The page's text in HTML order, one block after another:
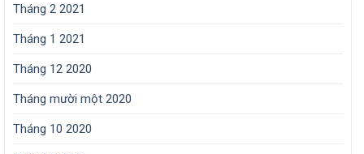
Tháng 2 2021
Tháng 1 2021
Tháng 12 2020
Tháng mười một 2020
Tháng 10 2020